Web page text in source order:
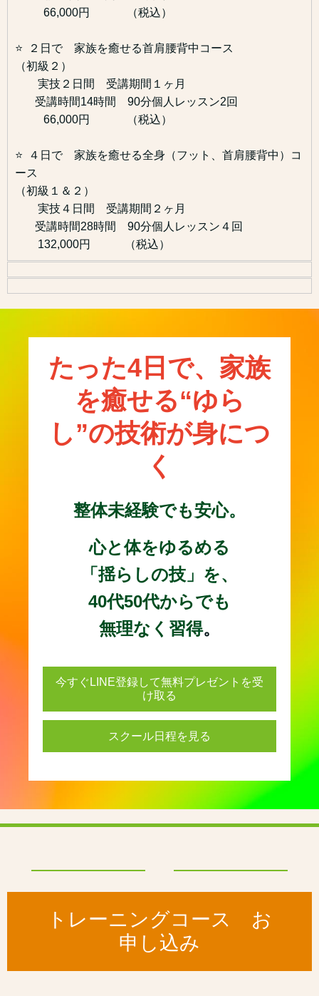
66,000円 （税込）
⭐️ ２日で 家族を癒せる首肩腰背中コース
（初級２）
実技２日間 受講期間１ヶ月
受講時間14時間 90分個人レッスン2回
66,000円 （税込）
⭐️ ４日で 家族を癒せる全身（フット、首肩腰背中）コ
ース
（初級１＆２）
実技４日間 受講期間２ヶ月
受講時間28時間 90分個人レッスン４回
132,000円 （税込）
たった4日で、家族
を癒せる“ゆら
し”の技術が身につ
く
整体未経験でも安心。
心と体をゆるめる
「揺らしの技」を、
40代50代からでも
無理なく習得。
今すぐLINE登録して無料プレゼントを受
け取る
スクール日程を見る
トレーニングコース お
申し込み